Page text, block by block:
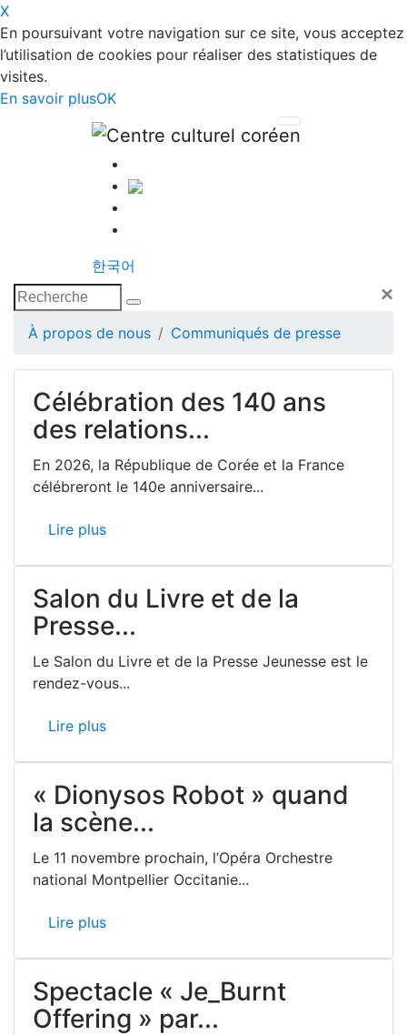
X
En poursuivant votre navigation sur ce site, vous acceptez
l’utilisation de cookies pour réaliser des statistiques de
visites.
En savoir plusOK
한국어
×
À propos de nous Communiqués de presse
Célébration des 140 ans
des relations...
En 2026, la République de Corée et la France
célébreront le 140e anniversaire...
Lire plus
Salon du Livre et de la
Presse...
Le Salon du Livre et de la Presse Jeunesse est le
rendez-vous...
Lire plus
« Dionysos Robot » quand
la scène...
Le 11 novembre prochain, l’Opéra Orchestre
national Montpellier Occitanie...
Lire plus
Spectacle « Je_Burnt
Offering » par...